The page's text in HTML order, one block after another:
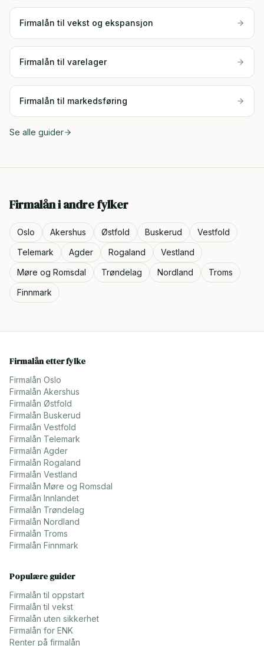
Firmalån til vekst og ekspansjon
Firmalån til varelager
Firmalån til markedsføring
Se alle guider
Firmalån i andre fylker
Oslo Akershus Østfold Buskerud
Vestfold
Telemark
Agder Rogaland
Vestland
Møre og Romsdal
Trøndelag Nordland
Troms
Finnmark
Firmalån etter fylke
Firmalån Oslo
Firmalån Akershus
Firmalån Østfold
Firmalån Buskerud
Firmalån Vestfold
Firmalån Telemark
Firmalån Agder
Firmalån Rogaland
Firmalån Vestland
Firmalån Møre og Romsdal
Firmalån Innlandet
Firmalån Trøndelag
Firmalån Nordland
Firmalån Troms
Firmalån Finnmark
Populære guider
Firmalån til oppstart
Firmalån til vekst
Firmalån uten sikkerhet
Firmalån for ENK
Renter på firmalån